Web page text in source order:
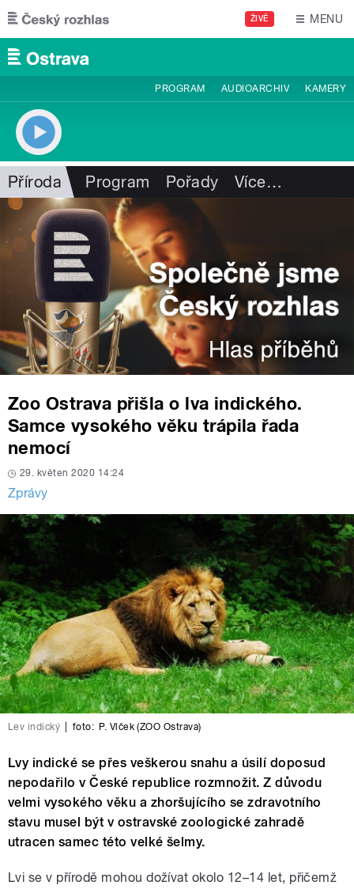
Přejít k hlavnímu obsahu
ŽIVĚ MENU
PROGRAM AUDIOARCHIV KAMERY
Příroda Program Pořady Více…
Zoo Ostrava přišla o lva indického.
Samce vysokého věku trápila řada
nemocí
29. květen 2020 14:24
Zprávy
Lev indický foto: P. Vlček (ZOO Ostrava)
Lvy indické se přes veškerou snahu a úsilí doposud
nepodařilo v České republice rozmnožit. Z důvodu
velmi vysokého věku a zhoršujícího se zdravotního
stavu musel být v ostravské zoologické zahradě
utracen samec této velké šelmy.
Lvi se v přírodě mohou dožívat okolo 12–14 let, přičemž